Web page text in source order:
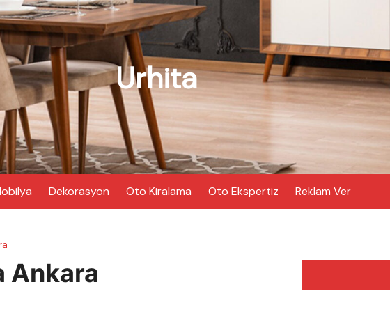
Urhita
Dekorasyon Oto Kiralama Oto Ekspertiz Reklam Ver
Ankara